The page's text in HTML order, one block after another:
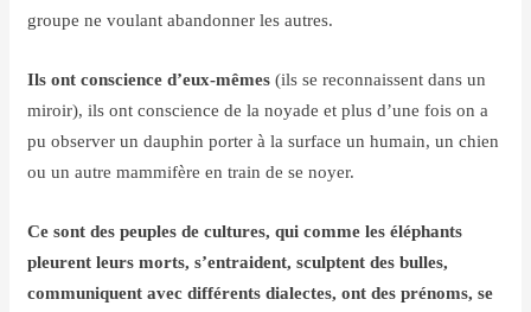
groupe ne voulant abandonner les autres.
Ils ont conscience d’eux-mêmes (ils se reconnaissent dans un
miroir), ils ont conscience de la noyade et plus d’une fois on a
pu observer un dauphin porter à la surface un humain, un chien
ou un autre mammifère en train de se noyer.
Ce sont des peuples de cultures, qui comme les éléphants
pleurent leurs morts, s’entraident, sculptent des bulles,
communiquent avec différents dialectes, ont des prénoms, se